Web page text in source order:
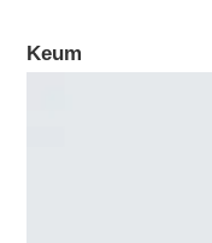
Keum